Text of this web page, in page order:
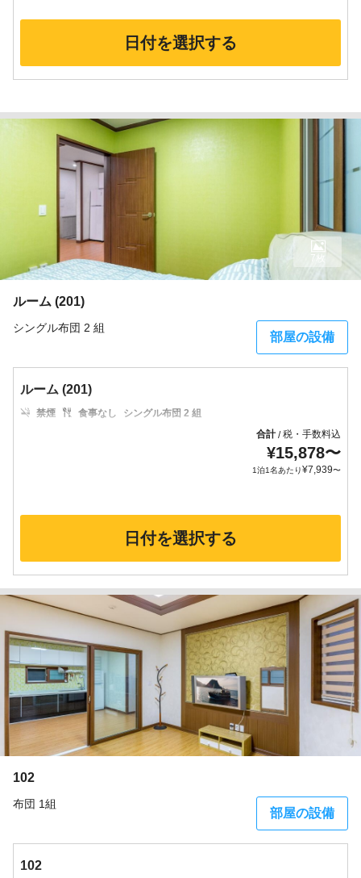
日付を選択する
ルーム (201)
シングル布団 2 組
部屋の設備
7枚
ルーム (201)
禁煙 食事なし
シングル布団 2 組
合計/税・手数料込
¥15,878〜
1泊1名あたり¥7,939〜
日付を選択する
102
布団 1組
部屋の設備
102